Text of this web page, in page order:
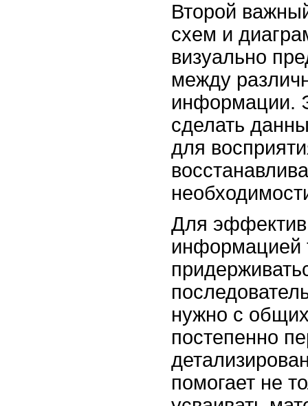
Второй
схем и
визуально
между
информации.
сделать
для
Для
информацией
нужно с
постепенно
помогает не